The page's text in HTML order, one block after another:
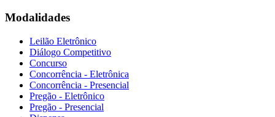
Modalidades
Leilão Eletrônico
Diálogo Competitivo
Concurso
Concorrência - Eletrônica
Concorrência - Presencial
Pregão - Eletrônico
Pregão - Presencial